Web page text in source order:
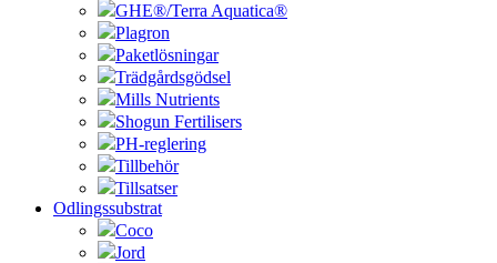
GHE®/Terra Aquatica®
Plagron
Paketlösningar
Trädgårdsgödsel
Mills Nutrients
Shogun Fertilisers
PH-reglering
Tillbehör
Tillsatser
Odlingssubstrat
Coco
Jord